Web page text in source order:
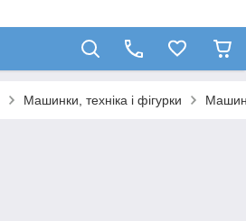
Машинки, техніка і фігурки